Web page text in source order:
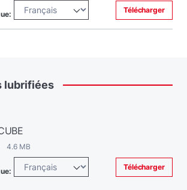
Télécharger
lubrifiées
4.6 MB
Télécharger